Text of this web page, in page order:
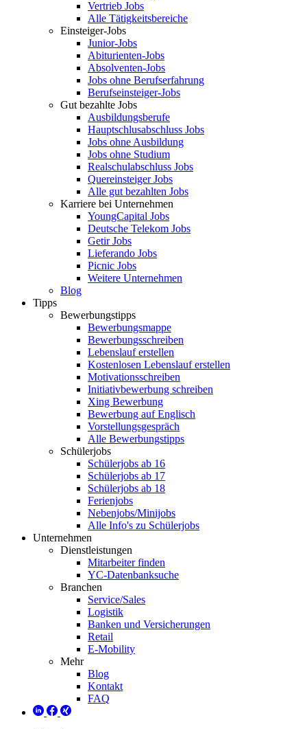
Vertrieb Jobs
Alle Tätigkeitsbereiche
Einsteiger-Jobs
Junior-Jobs
Abiturienten-Jobs
Absolventen-Jobs
Jobs ohne Berufserfahrung
Berufseinsteiger-Jobs
Gut bezahlte Jobs
Ausbildungsberufe
Hauptschlusabschluss Jobs
Jobs ohne Ausbildung
Jobs ohne Studium
Realschulabschluss Jobs
Quereinsteiger Jobs
Alle gut bezahlten Jobs
Karriere bei Unternehmen
YoungCapital Jobs
Deutsche Telekom Jobs
Getir Jobs
Lieferando Jobs
Picnic Jobs
Weitere Unternehmen
Blog
Tipps
Bewerbungstipps
Bewerbungsmappe
Bewerbungsschreiben
Lebenslauf erstellen
Kostenlosen Lebenslauf erstellen
Motivationsschreiben
Initiativbewerbung schreiben
Xing Bewerbung
Bewerbung auf Englisch
Vorstellungsgespräch
Alle Bewerbungstipps
Schülerjobs
Schülerjobs ab 16
Schülerjobs ab 17
Schülerjobs ab 18
Ferienjobs
Nebenjobs/Minijobs
Alle Info's zu Schülerjobs
Unternehmen
Dienstleistungen
Mitarbeiter finden
YC-Datenbanksuche
Branchen
Service/Sales
Logistik
Banken und Versicherungen
Retail
E-Mobility
Mehr
Blog
Kontakt
FAQ